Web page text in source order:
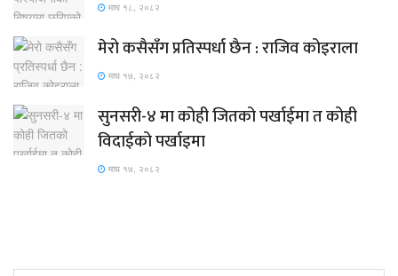
माघ १८, २०८२
मेरो कसैसँग प्रतिस्पर्धा छैन : राजिव कोइराला
माघ १७, २०८२
सुनसरी-४ मा कोही जितको पर्खाईमा त कोही
विदाईको पर्खाइमा
माघ १७, २०८२